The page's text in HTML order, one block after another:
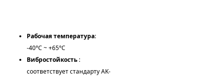
Рабочая температура:
-40°C ~ +65°C
Вибростойкость :
соответствует стандарту AK-